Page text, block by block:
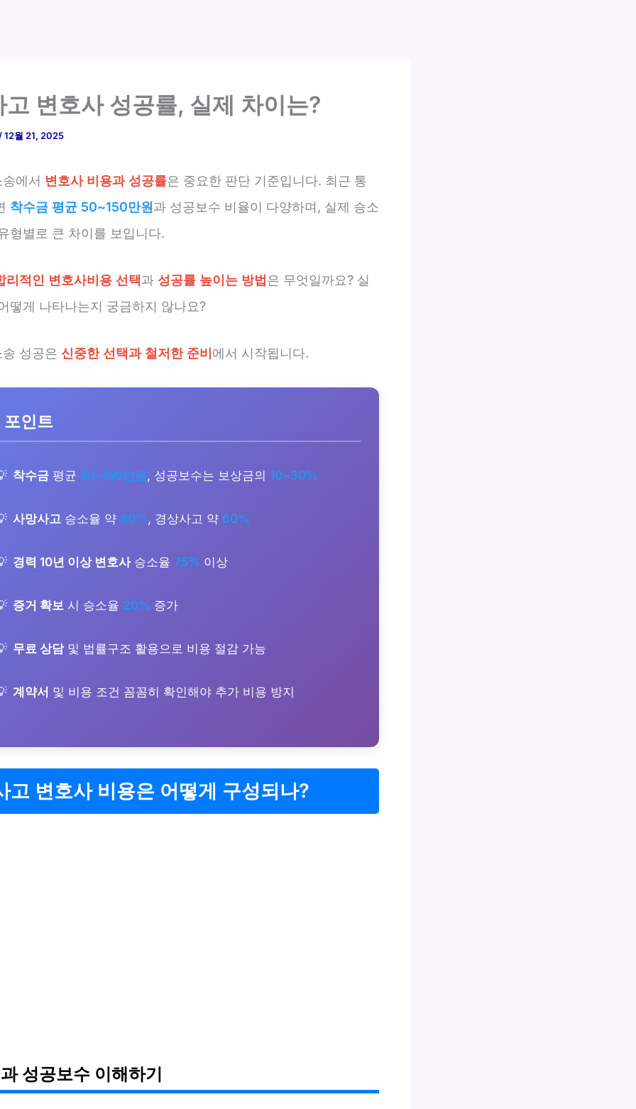
변호사 성공률, 실제 차이는?
12월 21, 2025
에서 변호사 비용과 성공률은 중요한 판단 기준입니다. 최근 통
착수금 평균 50~150만원 과 성공보수 비율이 다양하며, 실제 승소
형별로 큰 차이를 보입니다.
리적인 변호사비용 선택과 성공률 높이는 방법은 무엇일까요? 실
떻게 나타나는지 궁금하지 않나요?
성공은 신중한 선택과 철저한 준비에서 시작됩니다.
포인트
착수금 평균 50~150만원 , 성공보수는 보상금의 10~30%
사망사고 승소율 약 80%, 경상사고 약 60%
경력 10년 이상 변호사승소율 75% 이상
증거 확보 시 승소율 20% 증가
무료 상담및 법률구조 활용으로 비용 절감 가능
계약서 및 비용 조건 꼼꼼히 확인해야 추가 비용 방지
고 변호사 비용은 어떻게 구성되나?
성공보수 이해하기